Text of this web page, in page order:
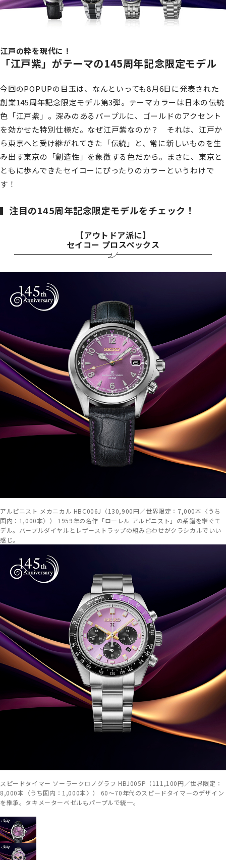
江戸の粋を現代に！
「江戸紫」がテーマの145周年記念限定モデル
今回のPOPUPの目玉は、なんといっても8月6日に発表された
創業145周年記念限定モデル第3弾。テーマカラーは日本の伝統
色「江戸紫」。深みのあるパープルに、ゴールドのアクセント
を効かせた特別仕様だ。なぜ江戸紫なのか？ それは、江戸か
ら東京へと受け継がれてきた「伝統」と、常に新しいものを生
み出す東京の「創造性」を象徴する色だから。まさに、東京と
ともに歩んできたセイコーにぴったりのカラーというわけで
す！
注目の145周年記念限定モデルをチェック！
【アウトドア派に】
セイコー プロスペックス
アルピニスト メカニカル HBC006J（130,900円／世界限定：7,000本〈うち
国内：1,000本〉） 1959年の名作「ローレル アルピニスト」の系譜を継ぐモ
デル。パープルダイヤルとレザーストラップの組み合わせがクラシカルでいい
感じ。
スピードタイマー ソーラークロノグラフ HBJ005P（111,100円／世界限定：
8,000本〈うち国内：1,000本〉） 60～70年代のスピードタイマーのデザイン
を継承。タキメーターベゼルもパープルで統一。